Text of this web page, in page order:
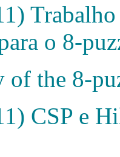
o 8-
of the 8-
CSP e